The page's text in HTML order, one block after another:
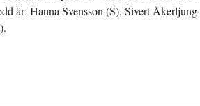
är: Hanna Svensson (S), Sivert